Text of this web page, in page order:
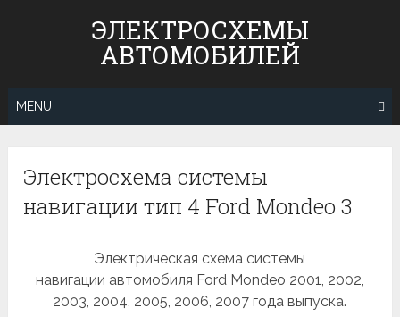
ЭЛЕКТРОСХЕМЫ
АВТОМОБИЛЕЙ
MENU
Электросхема системы
навигации тип 4 Ford Mondeo 3
Электрическая схема системы
навигации автомобиля Ford Mondeo 2001, 2002,
2003, 2004, 2005, 2006, 2007 года выпуска.